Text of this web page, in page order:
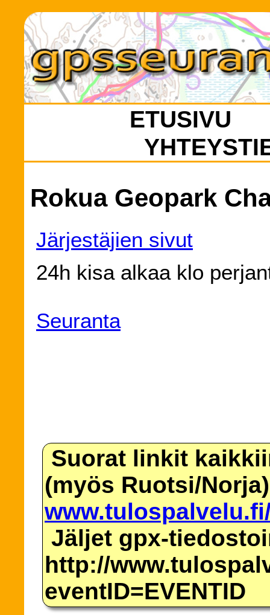
ETUSIVU
Rokua Geopark
Järjestäjien sivut
24h kisa alkaa klo
Seuranta
Suorat linkit
(myös Ruotsi/Norja)
Jäljet gpx-
http://
eventID=EVENTID